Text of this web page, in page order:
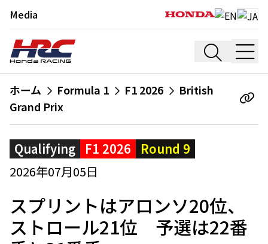
Media
ホーム Formula 1 F1 2026
British
Grand Prix
Qualifying F1 2026
Round 9
2026年07月05日
スプリントはアロンソ20位、
ストロール21位 予選は22番